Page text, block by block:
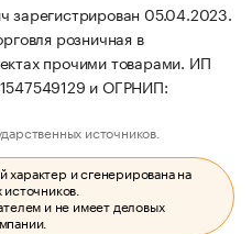
зарегистрирован 05.04.2023.
розничная в
прочими товарами. ИП
и ОГРНИП:
источников.
и сгенерирована на
и не имеет деловых